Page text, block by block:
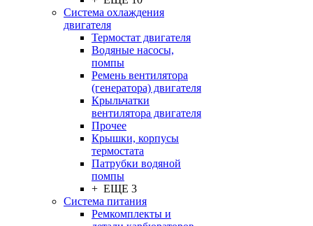
Система охлаждения
двигателя
Термостат двигателя
Водяные насосы,
помпы
Ремень вентилятора
(генератора) двигателя
Крыльчатки
вентилятора двигателя
Прочее
Крышки, корпусы
термостата
Патрубки водяной
помпы
+ ЕЩЕ 3
Система питания
Ремкомплекты и